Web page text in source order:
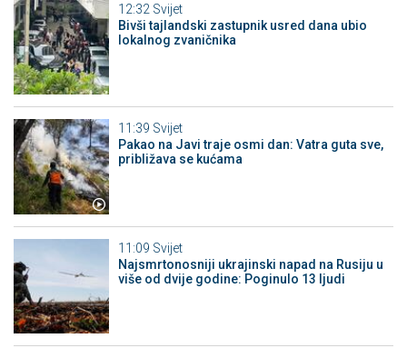
12:32 Svijet
Bivši tajlandski zastupnik usred dana ubio
lokalnog zvaničnika
11:39 Svijet
Pakao na Javi traje osmi dan: Vatra guta sve,
približava se kućama
11:09 Svijet
Najsmrtonosniji ukrajinski napad na Rusiju u
više od dvije godine: Poginulo 13 ljudi